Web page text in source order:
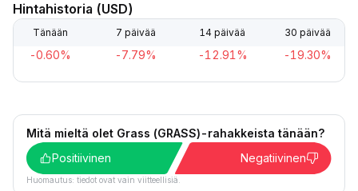
Hintahistoria (USD)
Tänään 7 päivää 14 päivää 30 päivää
-0.60% -7.79% -12.91% -19.30%
Mitä mieltä olet Grass (GRASS)-rahakkeista tänään?
Positiivinen
Negatiivinen
Huomautus: tiedot ovat vain viitteellisiä.